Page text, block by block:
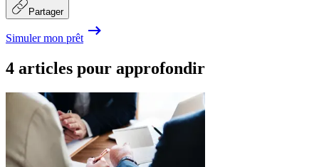
Partager
Simuler mon prêt
4 articles pour approfondir